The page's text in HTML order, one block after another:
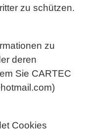
zu schützen.
zu
deren
Sie CARTEC
Cookies